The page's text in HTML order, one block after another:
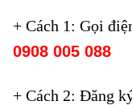
+ Cách 1: Gọi
0908 005 088
+ Cách 2: Đăng